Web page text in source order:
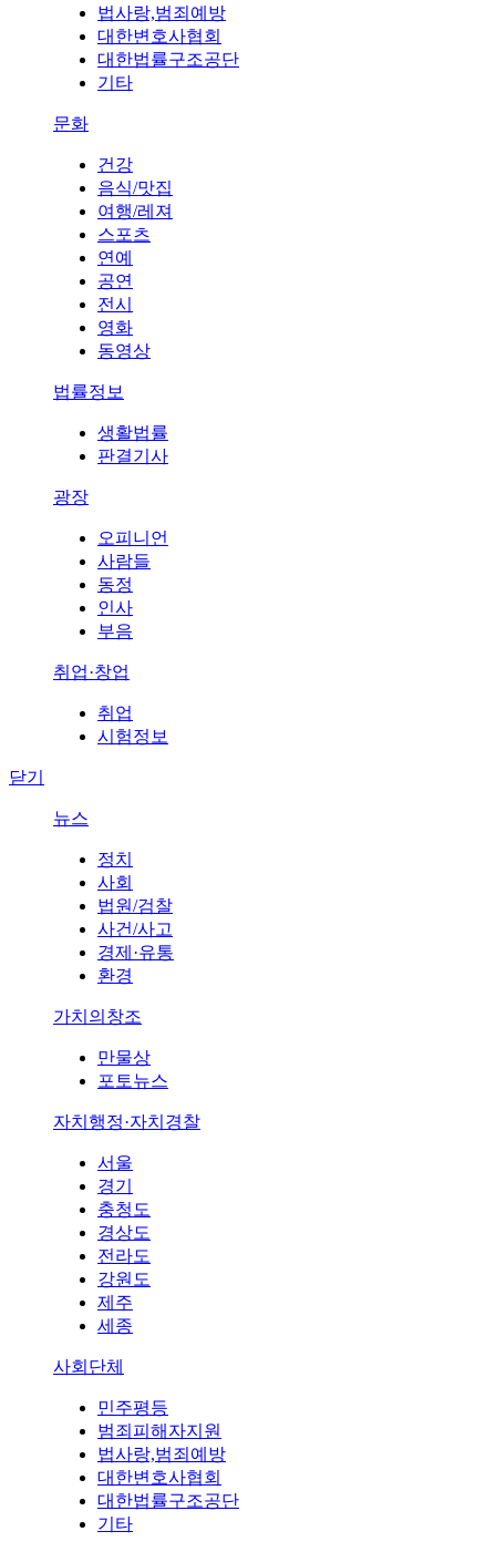
법사랑,범죄예방
대한변호사협회
대한법률구조공단
기타
문화
건강
음식/맛집
여행/레져
스포츠
연예
공연
전시
영화
동영상
법률정보
생활법률
판결기사
광장
오피니언
사람들
동정
인사
부음
취업·창업
취업
시험정보
닫기
뉴스
정치
사회
법원/검찰
사건/사고
경제·유통
환경
가치의창조
만물상
포토뉴스
자치행정·자치경찰
서울
경기
충청도
경상도
전라도
강원도
제주
세종
사회단체
민주평등
범죄피해자지원
법사랑,범죄예방
대한변호사협회
대한법률구조공단
기타